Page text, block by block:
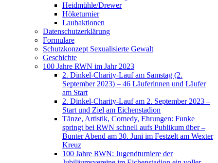
Heidmühle/Drewer
Höketurnier
Laubaktionen
Datenschutzerklärung
Formulare
Schutzkonzept Sexualisierte Gewalt
Geschichte
100 Jahre RWN im Jahr 2023
2. Dinkel-Charity-Lauf am Samstag (2.
September 2023) – 46 Läuferinnen und Läufer
am Start
2. Dinkel-Charity-Lauf am 2. September 2023 –
Start und Ziel am Eichenstadion
Tänze, Artistik, Comedy, Ehrungen: Funke
springt bei RWN schnell aufs Publikum über –
Bunter Abend am 30. Juni im Festzelt am Wexter
Kreuz
100 Jahre RWN: Jugendturniere der